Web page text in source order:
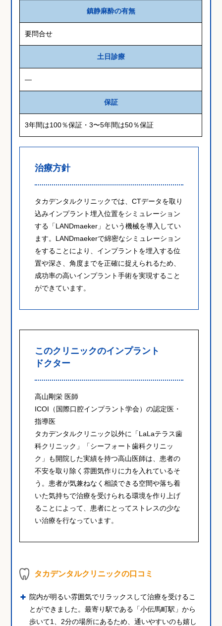
鎮静麻酔の有無
要問合せ
土日診療
―
保証
3年間は100％保証・3〜5年間は50％保証
治療方針
タカデンタルクリニックでは、CTデータを取り
込みインプラント埋入位置をシミュレーション
する「LANDmaeker」という機械を導入してい
ます。LANDmaekerで綿密なシミュレーション
をすることにより、インプラントを埋入する位
置や深さ、角度までを正確に捉えられるため、
成功率の高いインプラント手術を実現すること
ができています。
このクリニックのインプラント
ドクター
高山剛栄 医師
ICOI（国際口腔インプラント学会）の認定医・
指導医
タカデンタルクリニック以外に「LaLaテラス歯
科クリニック」「シーフォート歯科クリニッ
ク」も開院した実績を持つ高山医師は、患者の
不安を取り除く雰囲気作りに力を入れているそ
う。患者が気兼ねなく相談できる空間や落ち着
いた気持ちで治療を受けられる環境を作り上げ
ることによって、患者にとってストレスの少な
い治療を行なっています。
タカデンタルクリニックの口コミ
院内が明るい雰囲気でリラックスして治療を受けるこ
とができました。最寄り駅である「小伝馬町駅」から
歩いて1、2分の場所にあるため、通いやすいのも嬉し